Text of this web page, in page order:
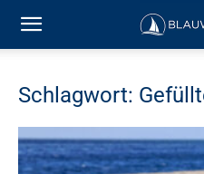
Schlagwort: